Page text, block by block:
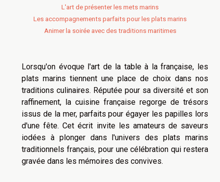
L'art de présenter les mets marins
Les accompagnements parfaits pour les plats marins
Animer la soirée avec des traditions maritimes
Lorsqu'on évoque l'art de la table à la française, les
plats marins tiennent une place de choix dans nos
traditions culinaires. Réputée pour sa diversité et son
raffinement, la cuisine française regorge de trésors
issus de la mer, parfaits pour égayer les papilles lors
d'une fête. Cet écrit invite les amateurs de saveurs
iodées à plonger dans l'univers des plats marins
traditionnels français, pour une célébration qui restera
gravée dans les mémoires des convives.